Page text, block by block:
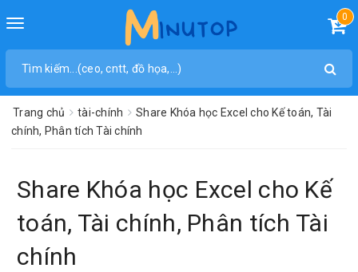
Toggle
0
Trang chủ tài-chính
Share Khóa học Excel cho Kế toán, Tài
chính, Phân tích Tài chính
Share Khóa học Excel cho Kế
toán, Tài chính, Phân tích Tài
chính